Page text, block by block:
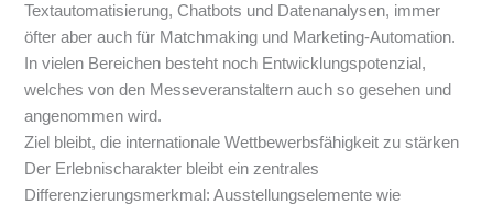
Textautomatisierung, Chatbots und Datenanalysen, immer
öfter aber auch für Matchmaking und Marketing-Automation.
In vielen Bereichen besteht noch Entwicklungspotenzial,
welches von den Messeveranstaltern auch so gesehen und
angenommen wird.
Ziel bleibt, die internationale Wettbewerbsfähigkeit zu stärken
Der Erlebnischarakter bleibt ein zentrales
Differenzierungsmerkmal: Ausstellungselemente wie